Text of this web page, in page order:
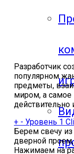
Разработчик
популярном
предметы,
миром, а самое
действительно
+ - Уровень 1
Берем свечу
дверной проем,
Нажимаем на